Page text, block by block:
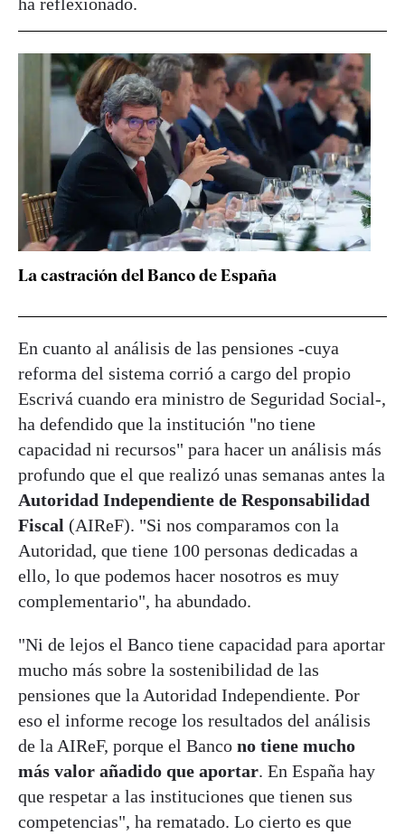
La castración del Banco de España
En cuanto al análisis de las pensiones -cuya
reforma del sistema corrió a cargo del propio
Escrivá cuando era ministro de Seguridad Social-,
ha defendido que la institución "no tiene
capacidad ni recursos" para hacer un análisis más
profundo que el que realizó unas semanas antes la
Autoridad Independiente de Responsabilidad
Fiscal (AIReF). "Si nos comparamos con la
Autoridad, que tiene 100 personas dedicadas a
ello, lo que podemos hacer nosotros es muy
complementario", ha abundado.
"Ni de lejos el Banco tiene capacidad para aportar
mucho más sobre la sostenibilidad de las
pensiones que la Autoridad Independiente. Por
eso el informe recoge los resultados del análisis
de la AIReF, porque el Banco no tiene mucho
más valor añadido que aportar. En España hay
que respetar a las instituciones que tienen sus
competencias", ha rematado. Lo cierto es que